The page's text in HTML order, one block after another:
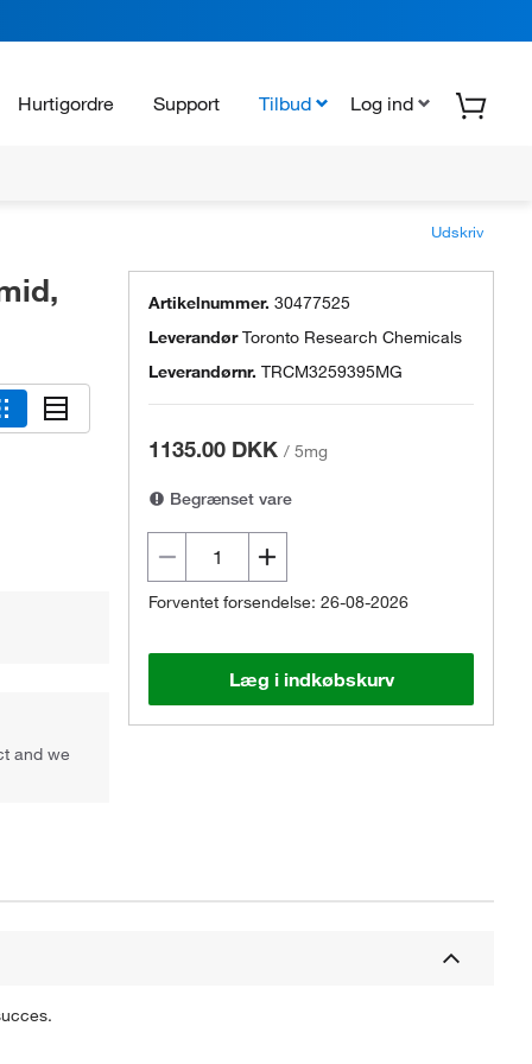
Hurtigordre Support Tilbud Log ind
Udskriv
and we
Artikelnummer. 30477525
LeverandørToronto Research Chemicals
Leverandørnr. TRCM3259395MG
1135.00 DKK / 5mg
Begrænset vare
Forventet forsendelse: 26-08-2026
Læg i indkøbskurv